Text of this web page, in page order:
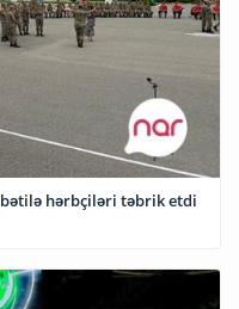
hərbçiləri təbrik etdi